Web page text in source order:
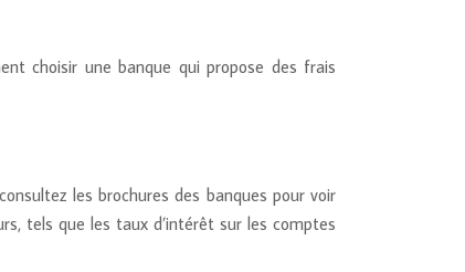
choisir une banque qui propose des frais
les brochures des banques pour voir
tels que les taux d’intérêt sur les comptes